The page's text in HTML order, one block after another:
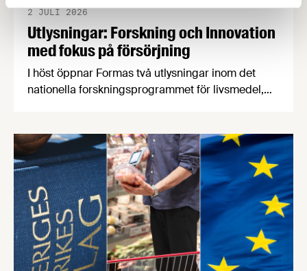
Utlysningar: Forskning och Innovation
med fokus på försörjning
2 JULI 2026
I höst öppnar Formas två utlysningar inom det
nationella forskningsprogrammet för livsmedel,
en motståndskraftig livsmedelsförsörjning", och
båda syftar till att bana väg för innovationer som
stärker Sveriges livsmedelsförsörjning.